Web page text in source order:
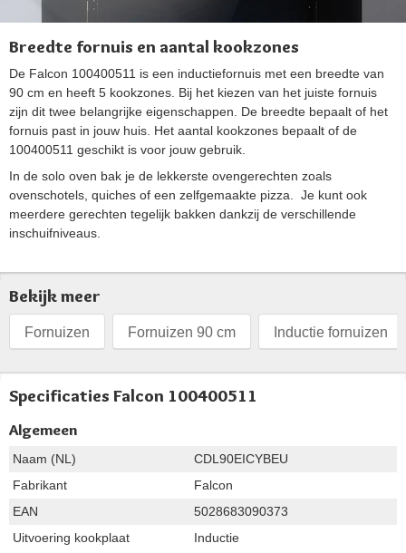
Breedte fornuis en aantal kookzones
De Falcon 100400511 is een inductiefornuis met een breedte van
90 cm en heeft 5 kookzones. Bij het kiezen van het juiste fornuis
zijn dit twee belangrijke eigenschappen. De breedte bepaalt of het
fornuis past in jouw huis. Het aantal kookzones bepaalt of de
100400511 geschikt is voor jouw gebruik.
In de solo oven bak je de lekkerste ovengerechten zoals
ovenschotels, quiches of een zelfgemaakte pizza. Je kunt ook
meerdere gerechten tegelijk bakken dankzij de verschillende
inschuifniveaus.
Bekijk meer
Fornuizen Fornuizen 90 cm Inductie fornuizen
Specificaties Falcon 100400511
Algemeen
Naam (NL)
CDL90EICYBEU
Fabrikant
Falcon
EAN
5028683090373
Uitvoering kookplaat
Inductie